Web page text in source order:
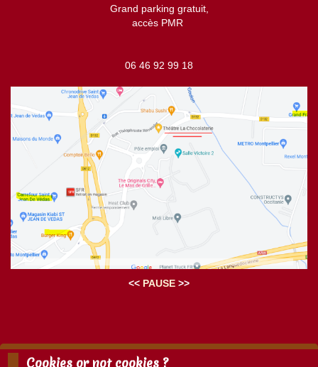
Grand parking gratuit,
accès PMR
06 46 92 99 18
<< PAUSE >>
Cookies or not cookies ?